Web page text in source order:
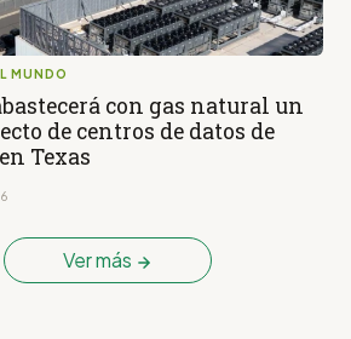
MUNDO
con gas natural un
de centros de datos de
Texas
Ver más